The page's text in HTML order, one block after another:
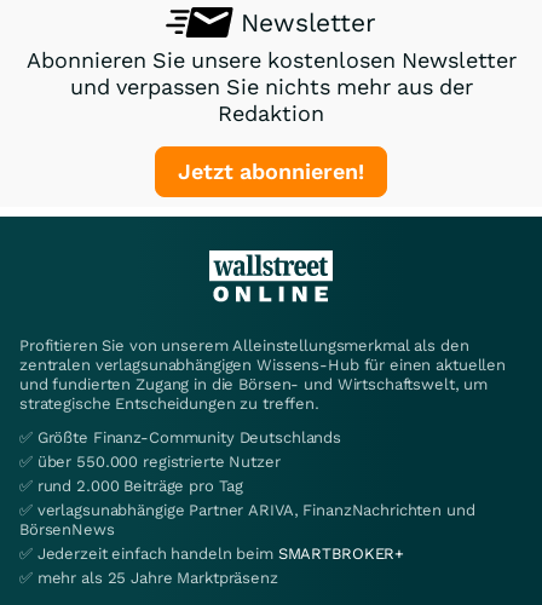
Newsletter
Abonnieren Sie unsere kostenlosen Newsletter
und verpassen Sie nichts mehr aus der
Redaktion
Jetzt abonnieren!
Profitieren Sie von unserem Alleinstellungsmerkmal als den
zentralen verlagsunabhängigen Wissens-Hub für einen aktuellen
und fundierten Zugang in die Börsen- und Wirtschaftswelt, um
strategische Entscheidungen zu treffen.
✅ Größte Finanz-Community Deutschlands
✅ über 550.000 registrierte Nutzer
✅ rund 2.000 Beiträge pro Tag
✅ verlagsunabhängige Partner ARIVA, FinanzNachrichten und
BörsenNews
✅ Jederzeit einfach handeln beim SMARTBROKER+
✅ mehr als 25 Jahre Marktpräsenz